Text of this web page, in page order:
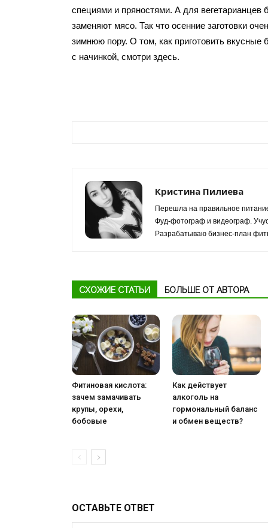
специями и пряностями. А для
заменяют мясо. Так что осенние заготовки
зимнюю пору. О том, как приготовить вкусные
с начинкой, смотри здесь.
Кристина Пилиева
Перешла на правильное
Фуд-фотограф и видеограф.
Разрабатываю бизнес-план
СХОЖИЕ СТАТЬИ БОЛЬШЕ ОТ АВТОРА
Фитиновая кислота:
зачем замачивать
крупы, орехи,
бобовые
Как действует
алкоголь на
гормональный баланс
и обмен веществ?
ОСТАВЬТЕ ОТВЕТ